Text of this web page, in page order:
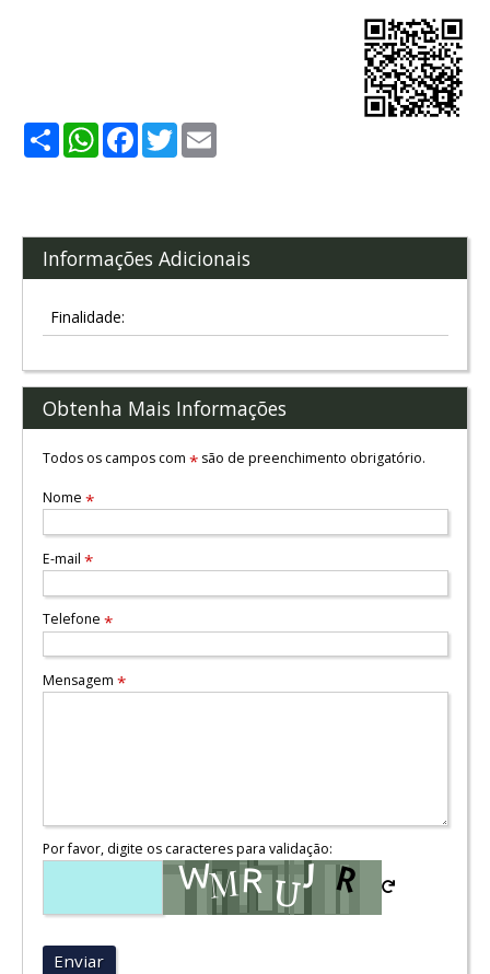
ShareWhatsApp
Facebook
Twitter
Informações Adicionais
Finalidade:
Obtenha Mais Informações
Todos os campos com *são de preenchimento obrigatório.
Nome *
E-mail *
Telefone *
Mensagem *
Por favor, digite os caracteres para validação:
Enviar